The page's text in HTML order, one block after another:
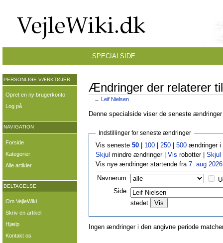
Ændringer der relaterer
← Leif Nielsen
Denne specialside viser de seneste
Indstillinger for seneste ændringer
Vis seneste 50| 100| 250| 500ændringer i
Skjul mindre ændringer | Vis robotter | Skjul
Vis nye ændringer startende fra 7. aug
Navnerum:
Side:
stedet
Ingen ændringer i den angivne periode
SPECIALSIDE
PERSONLIGE VÆRKTØJER
Opret en ny brugerkonto
Log på
NAVIGATION
Forside
Kategorier
Alle artikler
DELTAGELSE
Om VejleWiki
Skriv en artikel
Hjælp
Kontakt os